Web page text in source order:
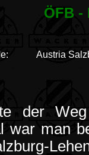
ÖFB -
Austria
der
war man